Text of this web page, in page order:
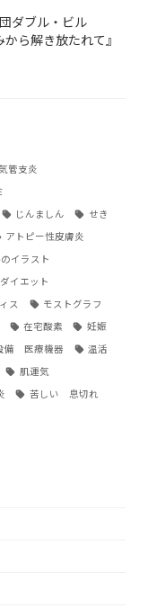
ダブル・ビル
から解き放たれて』
管支炎
じんましん せき
アトピー性皮膚炎
イラスト
ダイエット
ス モストグラフ
在宅酸素 妊娠
備 医療機器 温活
肌運気
苦しい 息切れ